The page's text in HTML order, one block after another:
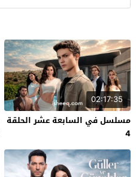
02:17:35
مسلسل في السابعة عشر الحلقة
4